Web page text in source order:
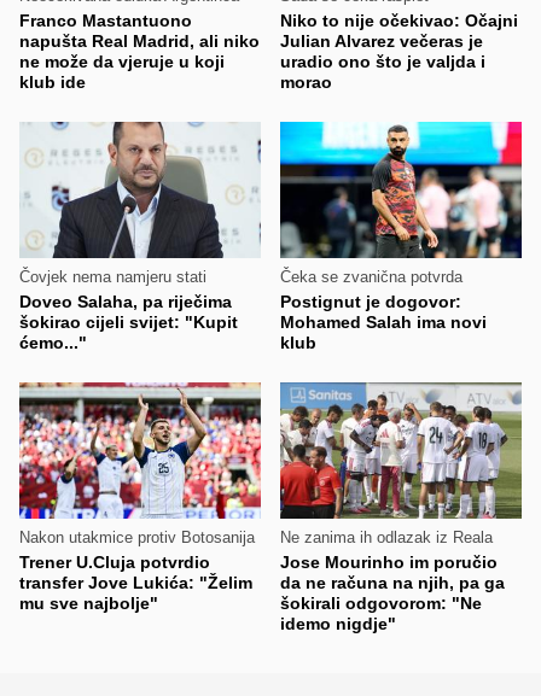
Franco Mastantuono
napušta Real Madrid, ali niko
ne može da vjeruje u koji
klub ide
Niko to nije očekivao: Očajni
Julian Alvarez večeras je
uradio ono što je valjda i
morao
Čovjek nema namjeru stati
Doveo Salaha, pa riječima
šokirao cijeli svijet: "Kupit
ćemo..."
Čeka se zvanična potvrda
Postignut je dogovor:
Mohamed Salah ima novi
klub
Nakon utakmice protiv Botosanija
Trener U.Cluja potvrdio
transfer Jove Lukića: "Želim
mu sve najbolje"
Ne zanima ih odlazak iz Reala
Jose Mourinho im poručio
da ne računa na njih, pa ga
šokirali odgovorom: "Ne
idemo nigdje"